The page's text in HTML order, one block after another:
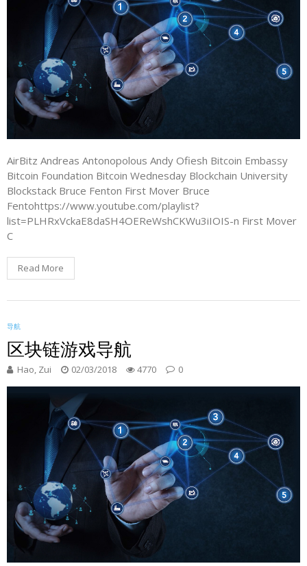
AirBitz Andreas Antonopolous Andy Ofiesh Bitcoin Embassy
Bitcoin Foundation Bitcoin Wednesday Blockchain University
Blockstack Bruce Fenton First Mover Bruce
Fentohttps://www.youtube.com/playlist?
list=PLHRxVckaE8daSH4OEReWshCKWu3iIOIS-n First Mover
C
Read More
导航
区块链游戏导航
Hao, Zui 02/03/2018 4770 0